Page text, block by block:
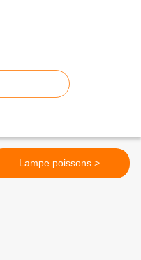
Lampe poissons >